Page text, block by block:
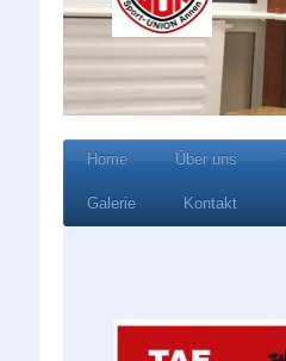
Home Über uns
Galerie Kontakt